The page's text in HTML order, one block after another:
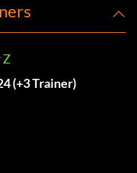
Z
(+3 Trainer)